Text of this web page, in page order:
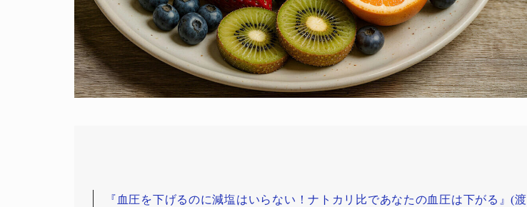
『血圧を下げるのに減塩はいらない！ナトカリ比であなたの血圧は下がる』(渡